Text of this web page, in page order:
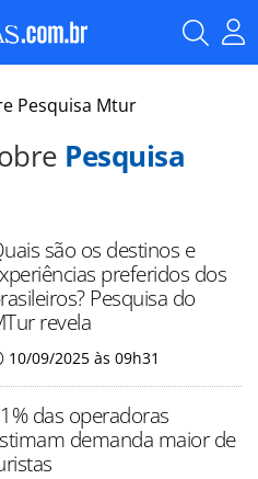
Pesquisa Mtur
Pesquisa
são os destinos e
preferidos dos
Pesquisa do
revela
10/09/2025 às 09h31
das operadoras
demanda maior de